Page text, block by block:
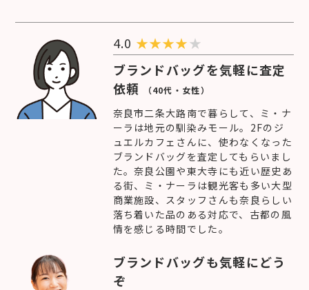
4.0 ★★★★★
ブランドバッグを気軽に査定
依頼
（40代・女性）
奈良市二条大路南で暮らして、ミ・ナ
ーラは地元の馴染みモール。2Fのジ
ュエルカフェさんに、使わなくなった
ブランドバッグを査定してもらいまし
た。奈良公園や東大寺にも近い歴史あ
る街、ミ・ナーラは観光客も多い大型
商業施設、スタッフさんも奈良らしい
落ち着いた品のある対応で、古都の風
情を感じる時間でした。
ブランドバッグも気軽にどう
ぞ